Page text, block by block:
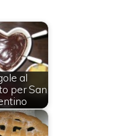
al
per San